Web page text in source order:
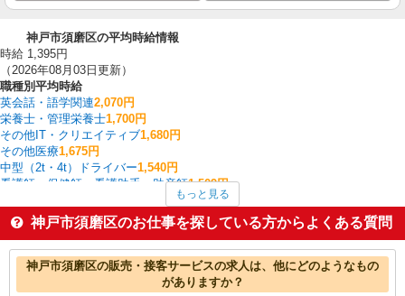
神戸市須磨区の平均時給情報
時給 1,395円
（2026年08月03日更新）
職種別平均時給
英会話・語学関連2,070円
栄養士・管理栄養士1,700円
その他IT・クリエイティブ1,680円
その他医療1,675円
中型（2t・4t）ドライバー1,540円
看護師・保健師・看護助手・助産師1,509円
フォークリフト1,480円
その他介護・福祉1,443円
家電・携帯販売1,436円
神戸市須磨区の他の職種の平均時給を見る
もっと見る
神戸市須磨区のお仕事を探している方からよくある質問
神戸市須磨区の販売・接客サービスの求人は、他にどのようなもの
がありますか？